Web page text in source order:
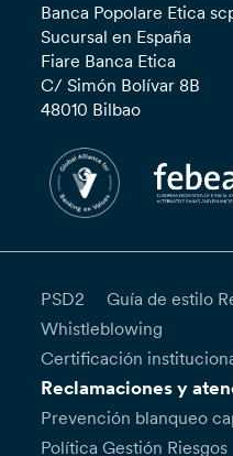
Banca Popolare Etica
Sucursal en España
Fiare Banca Etica
C/ Simón Bolívar 8B
48010 Bilbao
PSD2
Guía de estilo
Whistleblowing
Certificación
Reclamaciones y
Prevención blanqueo
Política Gestión Riesgos